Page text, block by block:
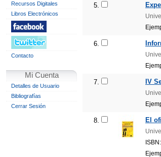
Recursos Digitales
Libros Electrónicos
Contacto
Mi Cuenta
Detalles de Usuario
Bibliografías
Cerrar Sesión
5.
6.
7. IV
8. El